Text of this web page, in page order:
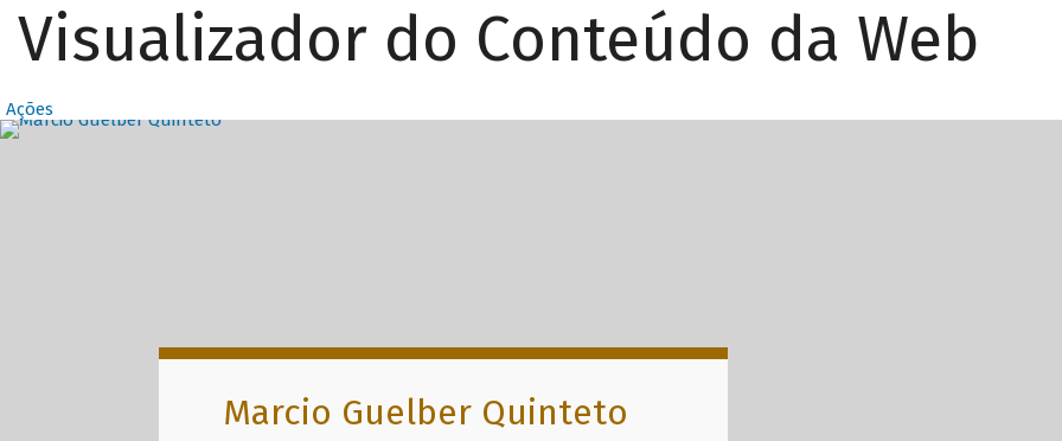
Visualizador do Conteúdo da Web
Ações
Destaques Principais com
Marcio Guelber Quinteto